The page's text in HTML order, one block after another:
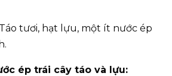
tươi, hạt lựu, một ít nước ép
ép trái cây táo và lựu: